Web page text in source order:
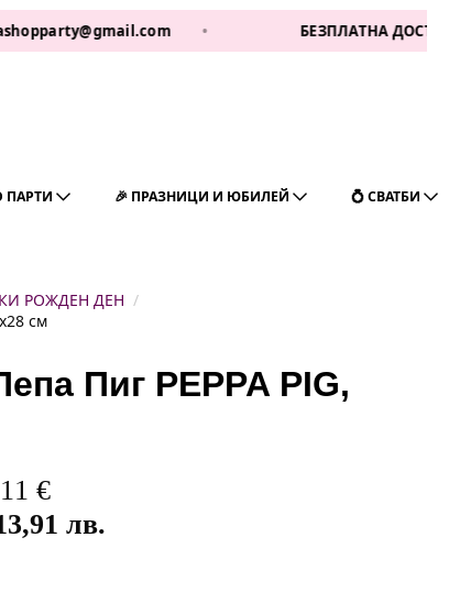
• БЕЗПЛАТНА ДОСТАВКА ЗА
ПАРТИ 🎉 ПРАЗНИЦИ И ЮБИЛЕЙ 💍 СВАТБИ
РОЖДЕН ДЕН
см
Пиг PEPPA PIG,
€
лв.